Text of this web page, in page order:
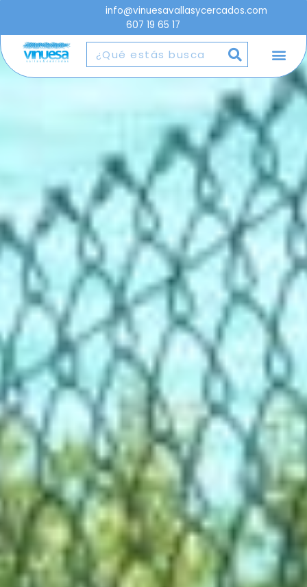
info@vinuesavallasycercados.com
607 19 65 17